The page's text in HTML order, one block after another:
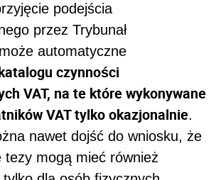
zawody ale również
usługodawców czy
swój majątek do
AUTOPROMOCJA